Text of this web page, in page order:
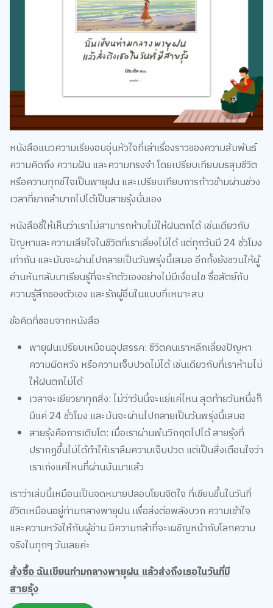
หนังสือแนวความเรียงอบอุ่นหัวใจที่เล่าเรื่องราวของความสัมพันธ์
ความคิดถึง ความฝัน และความทรงจำ โดยเปรียบเทียบมรสุมชีวิต
หรือความทุกข์ใจเป็นพายุฝน และเปรียบเทียบการก้าวข้ามผ่านช่วง
เวลาที่ยากลำบากไปได้เป็นสายรุ้งนั่นเอง
หนังสือชี้ให้เห็นว่าเราไม่สามารถห้ามไม่ให้ฝนตกได้ เช่นเดียวกับ
ปัญหาและความเสียใจในชีวิตที่เราเลี่ยงไม่ได้ แต่ทุกวันมี 24 ชั่วโมง
เท่ากัน และมันจะผ่านไปกลายเป็นวันพรุ่งนี้เสมอ อีกทั้งยังชวนให้ผู้
อ่านหันกลับมาเรียนรู้ที่จะรักตัวเองอย่างไม่มีเงื่อนไข ซื่อสัตย์กับ
ความรู้สึกของตัวเอง และรักผู้อื่นในแบบที่เหมาะสม
ข้อคิดที่ชอบจากหนังสือ
พายุฝนเปรียบเหมือนอุปสรรค: ชีวิตคนเราหลีกเลี่ยงปัญหา
ความผิดหวัง หรือความเจ็บปวดไม่ได้ เช่นเดียวกับที่เราห้ามไม่
ให้ฝนตกไม่ได้
เวลาจะเยียวยาทุกสิ่ง: ไม่ว่าวันนี้จะแย่แค่ไหน สุดท้ายวันหนึ่งก็
มีแค่ 24 ชั่วโมง และมันจะผ่านไปกลายเป็นวันพรุ่งนี้เสมอ
สายรุ้งคือการเติบโต: เมื่อเราผ่านพ้นวิกฤตไปได้ สายรุ้งที่
ปรากฏขึ้นไม่ได้ทำให้เราลืมความเจ็บปวด แต่เป็นสิ่งเตือนใจว่า
เราเก่งแค่ไหนที่ผ่านมันมาแล้ว
เราว่าเล่มนี้เหมือนเป็นจดหมายปลอบโยนจิตใจ ที่เขียนขึ้นในวันที่
ชีวิตเหมือนอยู่ท่ามกลางพายุฝน เพื่อส่งต่อพลังบวก ความเข้าใจ
และความหวังให้กับผู้อ่าน มีความกล้าที่จะเผชิญหน้ากับโลกความ
จริงในทุกๆ วันเลยค่ะ
สั่งซื้อ ฉันเขียนท่ามกลางพายุฝน แล้วส่งถึงเธอในวันที่มี
สายรุ้ง
คลิก